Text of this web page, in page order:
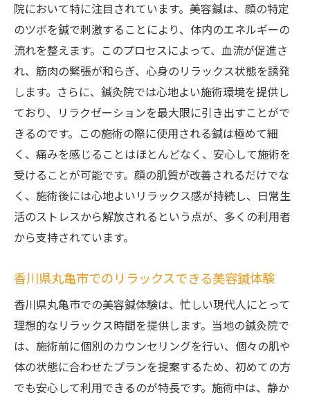
院において特に注目されています。美容鍼は、顔の特定
のツボを鍼で刺激することにより、体内のエネルギーの
流れを整えます。このプロセスによって、血流が促進さ
れ、筋肉の緊張が和らぎ、心身のリラックス状態を誘発
します。さらに、鍼灸院では心地よい施術環境を提供し
ており、リラクゼーションを最大限に引き出すことがで
きるのです。この施術の際に使用される鍼は極めて細
く、痛みを感じることはほとんどなく、安心して施術を
受けることが可能です。顔の肌質が改善されるだけでな
く、施術後には心地よいリラックス感が持続し、日常生
活のストレスから解放されるという点が、多くの利用者
から支持されています。
香川県丸亀市でのリラックスできる美容鍼体験
香川県丸亀市での美容鍼体験は、忙しい現代人にとって
理想的なリラックス時間を提供します。当地の鍼灸院で
は、施術前に個別のカウンセリングを行い、個々の肌や
体の状態に合わせたプランを提案するため、初めての方
でも安心して利用できるのが特長です。施術中は、静か